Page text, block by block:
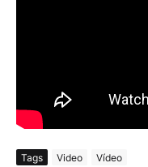
Tags Video Vídeo